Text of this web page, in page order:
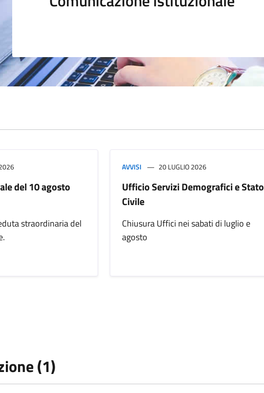
del 10 agosto
straordinaria del
AVVISI 20 LUGLIO 2026
Ufficio Servizi Demografici e Stato
Civile
Chiusura Uffici nei sabati di luglio e
agosto
(1)